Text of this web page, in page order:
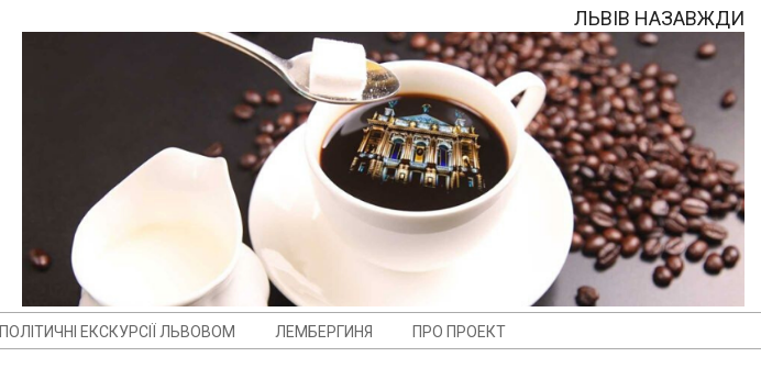
ЛЬВІВ НАЗАВЖДИ
ПОЛІТИЧНІ ЕКСКУРСІЇ ЛЬВОВОМ ЛЕМБЕРГИНЯ ПРО ПРОЕКТ